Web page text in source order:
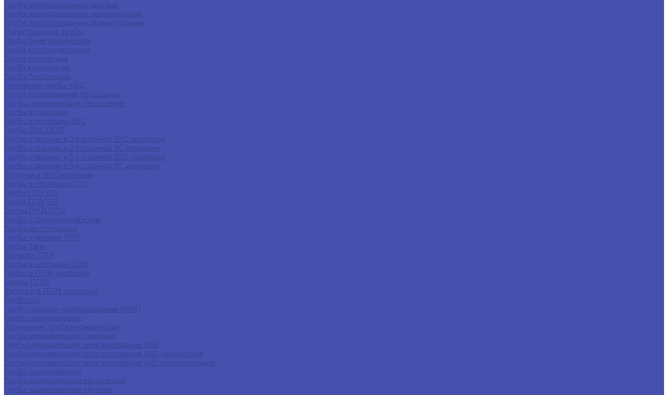
Трубы электросварные круглые
Трубы электросварные оцинкованные
Трубы электросварные прямоугольные
Магистральные трубы
Труба биметаллическая
Труба восстановленная
Труба газлифтная
Труба криогенная
Трубы бесшовные
Котельные трубы КВД
Труба легированная бесшовная
Трубы нержавеющие бесшовные
Трубы в изоляции
Трубы в изоляции ВУС
Трубы ВУС ЦПП
Трубы стальные в 2-х слойной ВУС изоляции
Трубы стальные в 2-х слойной УС изоляции
Трубы стальные в 3-х слойной ВУС изоляции
Трубы стальные в 3-х слойной УС изоляции
Фитинги в ВУС изоляции
Трубы в изоляции ППУ
Труба ППУ ОЦ
Труба ППУ ПЭ
Трубы ПНД ППУ
Трубы с греющим кабелем
Трубы со спутником
Трубы стальные ППУ
Трубы Твин
Фитинги ППУ
Трубы в изоляции ЦПИ
Трубы в ППМ изоляции
Опоры ППМ
Фитинги в ППМ изоляции
Трубы г/д
Трубы насосно-компрессорные (НКТ)
Трубы нержавеющие
Зеркальная труба нержавеющая
Трубы нержавеющие овальные
Трубы нержавеющие электросварные AISI
Трубы нержавеющие электросварные AISI квадратные
Трубы нержавеющие электросварные AISI прямоугольные
Трубы оцинкованные
Трубы оцинкованные квадратные
Трубы оцинкованные круглые